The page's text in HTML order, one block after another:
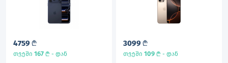
4759 L
თვეში 167 L - დან
3099 L
თვეში 109 L - დან